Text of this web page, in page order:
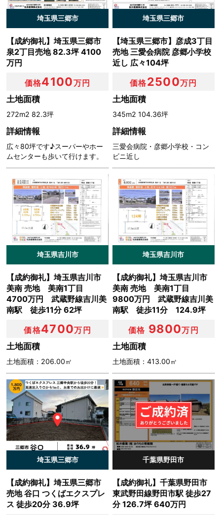
埼玉県三郷市
【成約御礼】埼玉県三郷市
泉2丁目売地 82.3坪 4100
万円
価格4100万円
土地面積
272m2 82.3坪
詳細情報
広々80坪です♪スーパーやホー
ムセンターも歩いて行けます。
埼玉県三郷市
【埼玉県三郷市】彦成3丁目
売地 三愛会病院 彦郷小学校
近し 広々104坪
価格2500万円
土地面積
345m2 104.36坪
詳細情報
三愛会病院・彦郷小学校・コン
ビニ近し
埼玉県吉川市
【成約御礼】埼玉県吉川市
美南 売地 美南1丁目
4700万円 武蔵野線吉川美
南駅 徒歩11分 62坪
価格4700万円
土地面積
土地面積：206.00㎡
埼玉県吉川市
【成約御礼】埼玉県吉川市
美南 売地 美南1丁目
9800万円 武蔵野線吉川美
南駅 徒歩11分 124.9坪
価格 9800万円
土地面積
土地面積：413.00㎡
埼玉県三郷市
【成約御礼】埼玉県三郷市
売地 谷口 つくばエクスプレ
ス 徒歩20分 36.9坪
千葉県野田市
【成約御礼】千葉県野田市
東武野田線野田市駅 徒歩27
分 126.7坪 640万円